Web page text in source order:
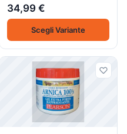
34,99 €
Scegli Variante